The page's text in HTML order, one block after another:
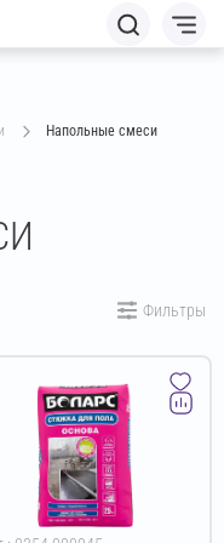
Напольные смеси
Фильтры